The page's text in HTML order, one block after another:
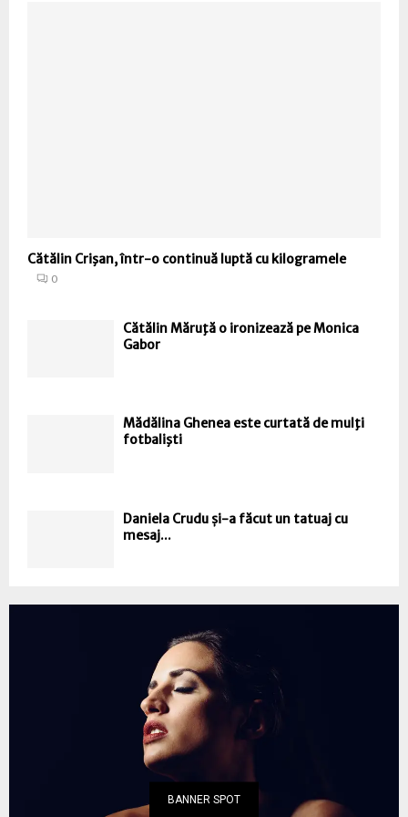
Cătălin Crişan, într-o continuă luptă cu kilogramele
0
Cătălin Măruţă o ironizează pe Monica
Gabor
Mădălina Ghenea este curtată de mulţi
fotbalişti
Daniela Crudu și-a făcut un tatuaj cu
mesaj...
BANNER SPOT